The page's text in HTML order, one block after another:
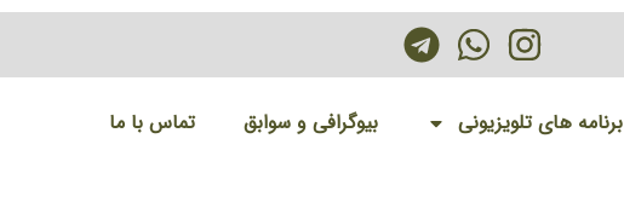
برنامه های تلویزیونی بیوگرافی و سوابق تماس با ما